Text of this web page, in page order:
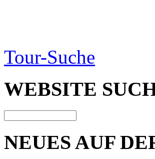
Tour-Suche
WEBSITE
NEUES AUF